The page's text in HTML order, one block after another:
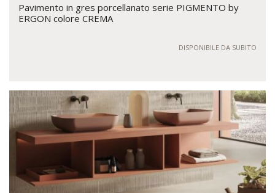
Pavimento in gres porcellanato serie PIGMENTO by
ERGON colore CREMA
DISPONIBILE DA SUBITO